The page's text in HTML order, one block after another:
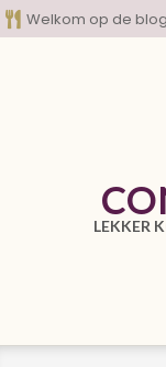
Skip
to
Welkom op de
LEKKER